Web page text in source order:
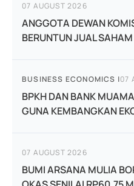
07 AUGUST 2026
ANGGOTA DEWAN
BERUNTUN JUAL
BUSINESS ECONOMICS |07
BPKH DAN BANK
GUNA KEMBANGKAN
07 AUGUST 2026
BUMI ARSANA MULIA